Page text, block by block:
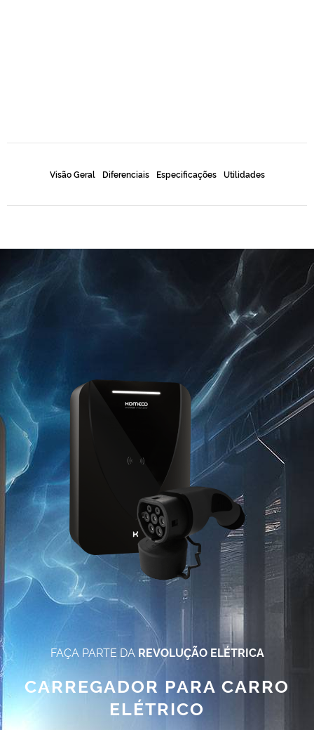
Visão Geral Diferenciais Especificações Utilidades
FAÇA PARTE DA REVOLUÇÃO ELÉTRICA
CARREGADOR PARA CARRO
ELÉTRICO